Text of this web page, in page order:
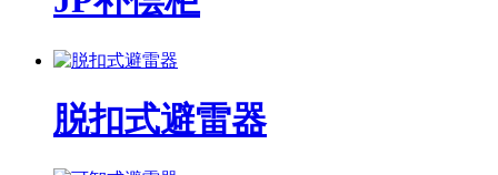
脱扣式避雷器